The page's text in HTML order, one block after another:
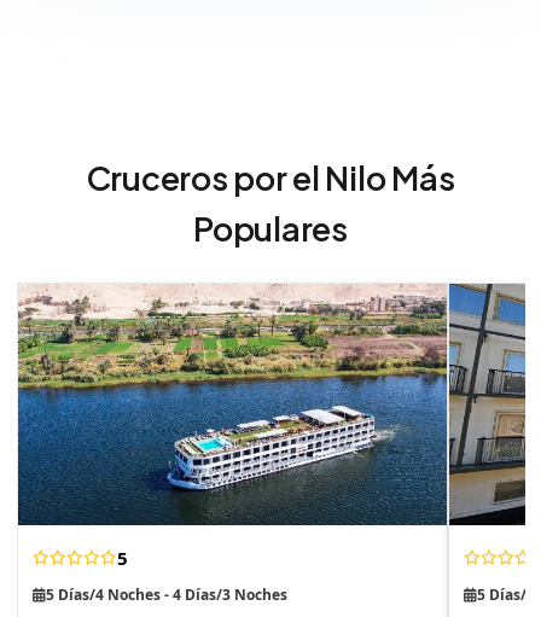
Cruceros por el Nilo Más
Populares
5
5 Días/4 Noches - 4 Días/3 Noches 5 Días/4